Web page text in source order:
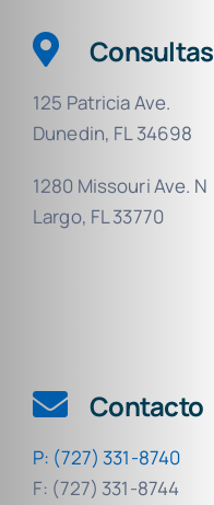
Consultas
125 Patricia Ave.
Dunedin, FL 34698
1280 Missouri Ave. N
Largo, FL 33770
Contacto
P: (727) 331-8740
F: (727) 331-8744